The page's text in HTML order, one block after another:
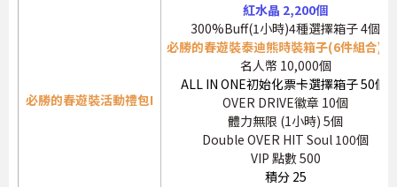
必勝的春遊裝活動禮包I
紅水晶 2,200個
300%Buff(1小時)4種選擇箱子 4個
必勝的春遊裝泰迪熊時裝箱子(6件組合) 1
名人幣 10,000個
ALL IN ONE初始化票卡選擇箱子 50個
OVER DRIVE徽章 10個
體力無限 (1小時) 5個
Double OVER HIT Soul 100個
VIP 點數 500
積分 25